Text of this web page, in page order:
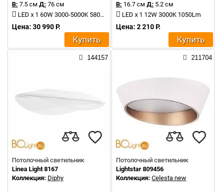
В: 7.5 см Д: 76 см
LED x 1 60W 3000-5000K 5800Lm
Цена: 30 990 Р.
Купить
В: 16.7 см Д: 5.2 см
LED x 1 12W 3000K 1050Lm
Цена: 2 210 Р.
Купить
144157
Потолочный светильник
Linea Light 8167
Коллекция: Diphy
211704
Потолочный светильник
Lightstar 809456
Коллекция: Celesta new